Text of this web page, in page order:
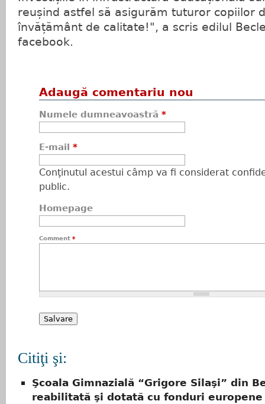
reușind astfel să asigurăm tuturor copiilor
învățământ de calitate!", a scris edilul
facebook.
Adaugă comentariu nou
Numele dumneavoastră *
E-mail *
Conţinutul acestui câmp va fi considerat
public.
Homepage
Comment *
Citiţi şi:
Şcoala Gimnazială “Grigore Silaşi” din
reabilitată şi dotată cu fonduri europene